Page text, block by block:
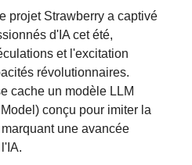
projet Strawberry a captivé
d'IA cet été,
et l'excitation
révolutionnaires.
cache un modèle LLM
conçu pour imiter la
une avancée